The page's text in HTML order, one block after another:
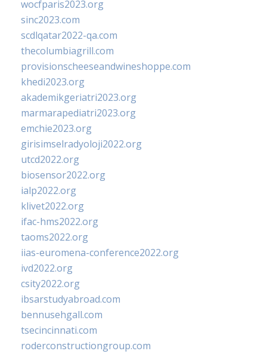
wocfparis2023.org
sinc2023.com
scdlqatar2022-qa.com
thecolumbiagrill.com
provisionscheeseandwineshoppe.com
khedi2023.org
akademikgeriatri2023.org
marmarapediatri2023.org
emchie2023.org
girisimselradyoloji2022.org
utcd2022.org
biosensor2022.org
ialp2022.org
klivet2022.org
ifac-hms2022.org
taoms2022.org
iias-euromena-conference2022.org
ivd2022.org
csity2022.org
ibsarstudyabroad.com
bennusehgall.com
tsecincinnati.com
roderconstructiongroup.com